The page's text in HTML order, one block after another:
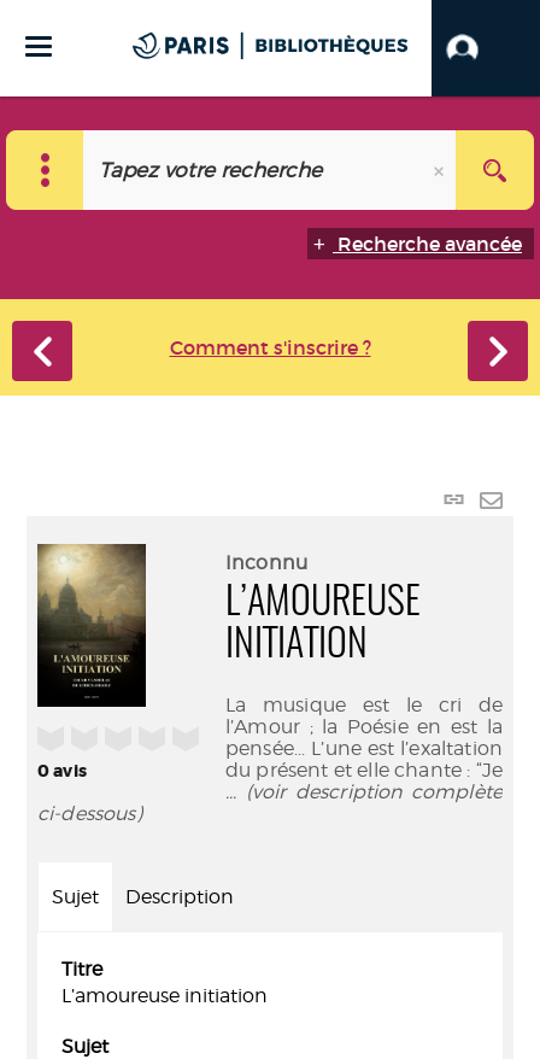
Recherche avancée
Comment s'inscrire ?
Lien
0avis
Inconnu
L’AMOUREUSE
INITIATION
La musique est le cri de
l’Amour ; la Poésie en est la
pensée... L’une est l’exaltation
du présent et elle chante : “Je
... (voir description complète
ci-dessous)
Sujet Description
Titre
L’amoureuse initiation
Sujet